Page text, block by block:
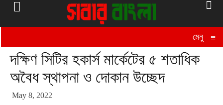
মেনু ≡
দক্ষিণ সিটির হকার্স মার্কেটের ৫ শতাধিক
অবৈধ স্থাপনা ও দোকান উচ্ছেদ
May 8, 2022